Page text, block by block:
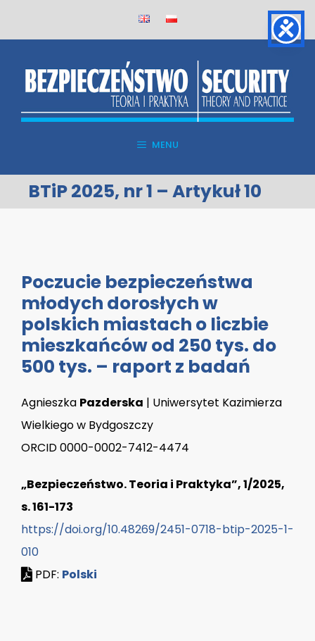
MENU
BTiP 2025, nr 1 – Artykuł 10
Poczucie bezpieczeństwa
młodych dorosłych w
polskich miastach o liczbie
mieszkańców od 250 tys. do
500 tys. – raport z badań
Agnieszka Pazderska | Uniwersytet Kazimierza
Wielkiego w Bydgoszczy
ORCID 0000-0002-7412-4474
„Bezpieczeństwo. Teoria i Praktyka”, 1/2025,
s. 161-173
https://doi.org/10.48269/2451-0718-btip-2025-1-
010
PDF: Polski